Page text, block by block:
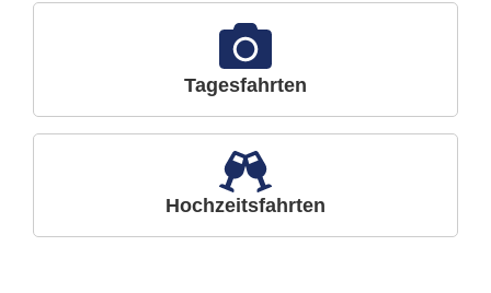
Tagesfahrten
Hochzeitsfahrten